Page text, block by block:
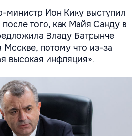
министр Ион Кику выступил
того, как Майя Санду в
Владу Батрынче
Москве, потому что из-за
высокая инфляция».